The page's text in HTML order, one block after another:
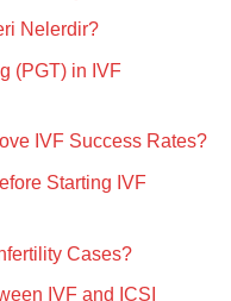
Nelerdir?
(PGT) in IVF
IVF Success Rates?
Starting IVF
Cases?
IVF and ICSI